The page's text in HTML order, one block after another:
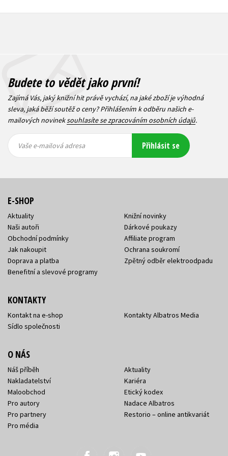
Budete to vědět jako první!
Zajímá Vás, jaký knižní hit právě vychází, na jaké zboží je výhodná
sleva, jaká běží soutěž o ceny? Přihlášením k odběru našich e-
mailových novineksouhlasíte se zpracováním osobních údajů.
mailová
mailová
Vaše e-mailová adresa Přihlásit se
E-SHOP
Aktuality
Naši autoři
Obchodní podmínky
Jak nakoupit
Doprava a platba
Benefitní a slevové programy
Knižní novinky
Dárkové poukazy
Affiliate program
Ochrana soukromí
Zpětný odběr elektroodpadu
KONTAKTY
Kontakt na e-shop
Sídlo společnosti
Kontakty Albatros Media
O NÁS
Náš příběh
Nakladatelství
Maloobchod
Pro autory
Pro partnery
Pro média
Aktuality
Kariéra
Etický kodex
Nadace Albatros
Restorio – online antikvariát